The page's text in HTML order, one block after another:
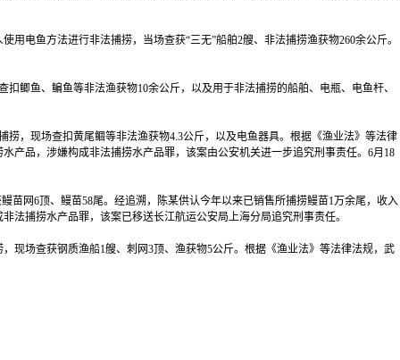
鱼方法进行非法捕捞，当场查获“三无”船舶2艘、非法捕捞渔获物260余公斤。
鱼、鳊鱼等非法渔获物10余公斤，以及用于非法捕捞的船舶、电瓶、电鱼杆、
，现场查扣黄尾鲴等非法渔获物4.3公斤，以及电鱼器具。根据《渔业法》等法律
产品，涉嫌构成非法捕捞水产品罪，该案由公安机关进一步追究刑事责任。6月18
网6顶、鳗苗58尾。经追溯，陈某供认今年以来已销售所捕捞鳗苗1万余尾，收入
法捕捞水产品罪，该案已移送长江航运公安局上海分局追究刑事责任。
场查获钢质渔船1艘、刺网3顶、渔获物5公斤。根据《渔业法》等法律法规，武